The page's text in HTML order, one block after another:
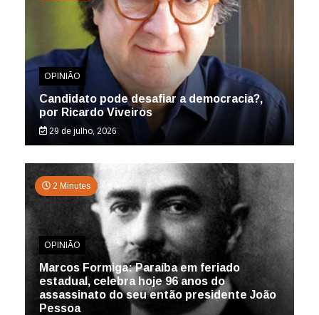
OPINIÃO
Candidato pode desafiar a democracia?,
por Ricardo Viveiros
29 de julho, 2026
2 Minutes
OPINIÃO
Marcos Formiga: Paraíba em feriado
estadual, celebra hoje 96 anos do
assassinato do seu então presidente João
Pessoa